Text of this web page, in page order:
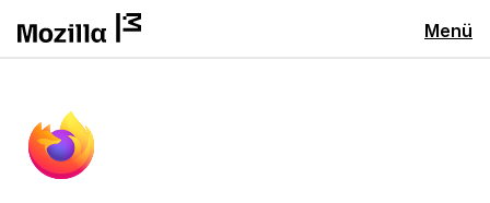
Menü